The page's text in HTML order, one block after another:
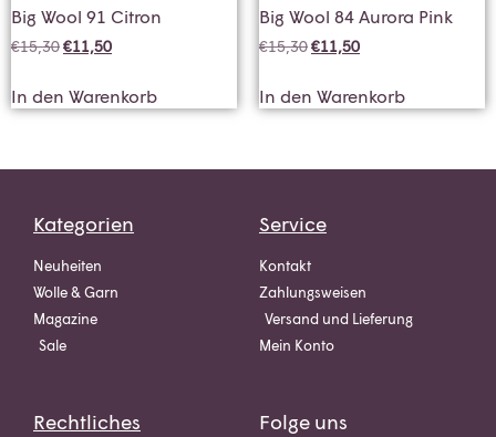
Big Wool 91 Citron
€15,30€11,50
In den Warenkorb
Big Wool 84 Aurora Pink
€15,30€11,50
In den Warenkorb
Kategorien
Neuheiten
Wolle & Garn
Magazine
Sale
Service
Kontakt
Zahlungsweisen
Versand und Lieferung
Mein Konto
Rechtliches Folge uns